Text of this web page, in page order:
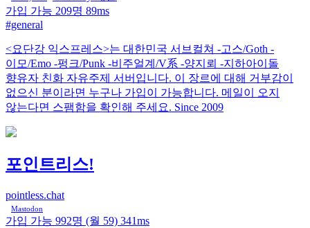
가입 가능 209명 89ms
#general
<요단강 익스프레스>는 대한민국 서브컬쳐 -고스/Goth -
이모/Emo -펑크/Punk -비주얼계/V系 -양지뢰 -지하아이돌
향유자 친화 자유주제 서버입니다. 이 장르에 대해 거부감이
없으신 분이라면 누구나 가입이 가능합니다. 메일이 오지
않는다면 스팸함을 확인해 주세요. Since 2009
포인트리스!
pointless.chat
Mastodon
가입 가능 992명 (월 59) 341ms